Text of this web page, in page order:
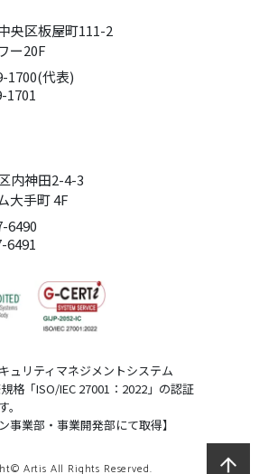
央区板屋町111-2
ー20F
1700(代表)
1701
内神田2-4-3
大手町 4F
6490
6491
ュリティマネジメントシステム
規格「ISO/IEC 27001：2022」の認証
事業部・事業開発部にて取得】
Artis All Rights Reserved.